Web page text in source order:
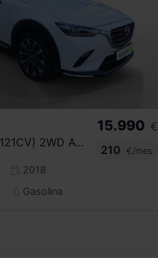
2.0 G 89KW (121CV) 2WD AT EVOLUTION
2018
Gasolina
15.990 €
210
€/mes